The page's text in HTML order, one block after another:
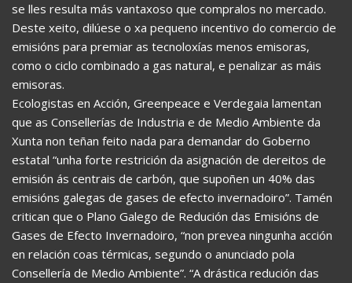
se lles resulta más vantaxoso que compralos no mercado.
Deste xeito, dilúese o xa pequeno incentivo do comercio de
emisións para premiar as tecnoloxías menos emisoras,
como o ciclo combinado a gas natural, e penalizar as máis
emisoras.
Ecologistas en Acción, Greenpeace e Verdegaia lamentan
que as Consellerías de Industria e de Medio Ambiente da
Xunta non teñan feito nada para demandar do Goberno
estatal “unha forte restrición da asignación de dereitos de
emisión ás centrais de carbón, que supoñen un 40% das
emisións galegas de gases de efecto invernadoiro”. Tamén
critican que o Plano Galego de Redución das Emisións de
Gases de Efecto Invernadoiro, “non prevea ningunha acción
en relación coas térmicas, segundo o anunciado pola
Consellería de Medio Ambiente”. “A drástica redución das